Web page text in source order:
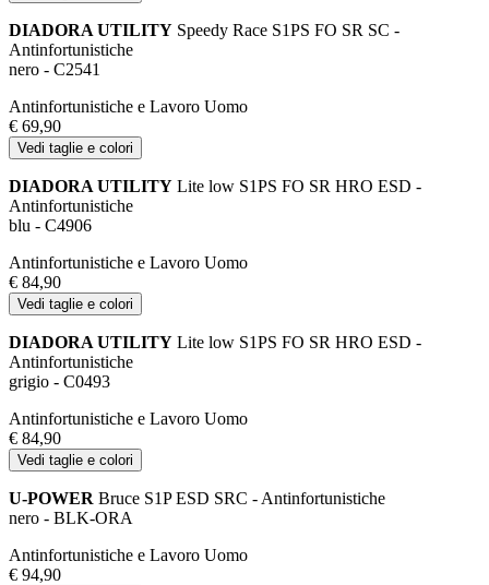
DIADORA UTILITY Speedy Race S1PS FO SR SC -
Antinfortunistiche
nero - C2541
Antinfortunistiche e Lavoro Uomo
€ 69,90
Vedi taglie e colori
DIADORA UTILITY Lite low S1PS FO SR HRO ESD -
Antinfortunistiche
blu - C4906
Antinfortunistiche e Lavoro Uomo
€ 84,90
Vedi taglie e colori
DIADORA UTILITY Lite low S1PS FO SR HRO ESD -
Antinfortunistiche
grigio - C0493
Antinfortunistiche e Lavoro Uomo
€ 84,90
Vedi taglie e colori
U-POWER Bruce S1P ESD SRC - Antinfortunistiche
nero - BLK-ORA
Antinfortunistiche e Lavoro Uomo
€ 94,90